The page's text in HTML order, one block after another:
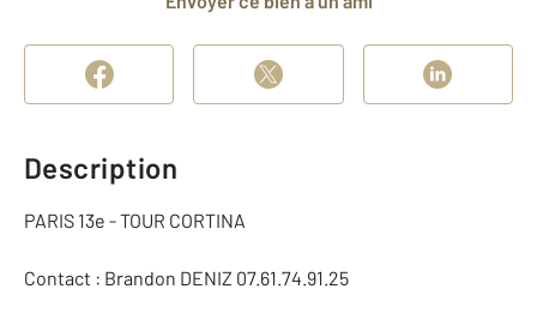
Description
PARIS 13e - TOUR CORTINA
Contact : Brandon DENIZ 07.61.74.91.25